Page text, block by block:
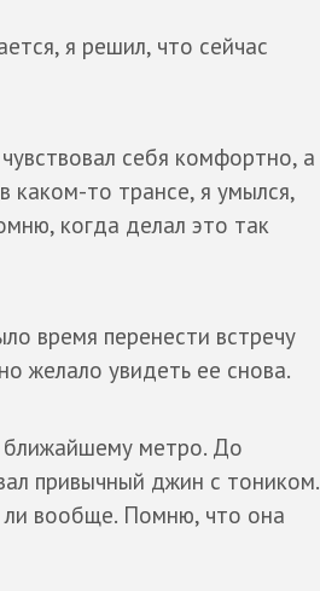
я решил, что сейчас
себя комфортно, а
каком-то трансе, я умылся,
когда делал это так
время перенести встречу
желало увидеть ее снова.
ближайшему метро. До
привычный джин с тоником.
ли вообще. Помню, что она